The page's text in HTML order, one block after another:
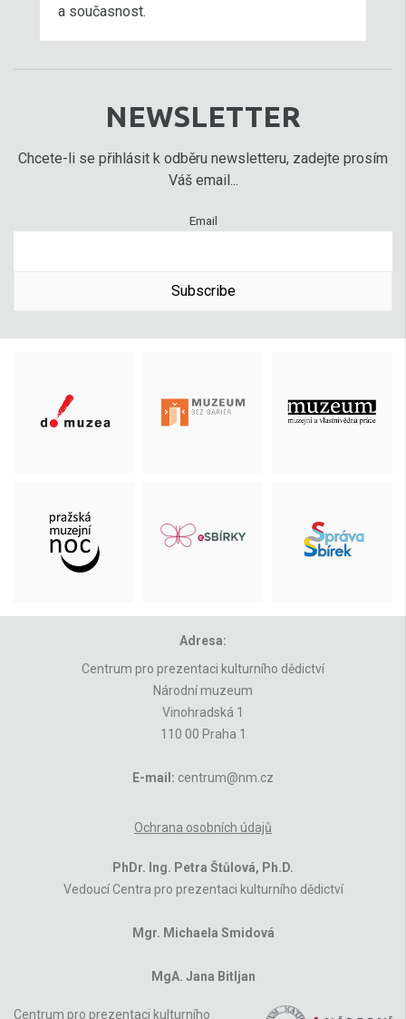
a současnost.
NEWSLETTER
Chcete-li se přihlásit k odběru newsletteru, zadejte prosím
Váš email...
Email
Subscribe
Adresa:
Centrum pro prezentaci kulturního dědictví
Národní muzeum
Vinohradská 1
110 00 Praha 1
E-mail: centrum@nm.cz
Ochrana osobních údajů
PhDr. Ing. Petra Štůlová, Ph.D.
Vedoucí Centra pro prezentaci kulturního dědictví
Mgr. Michaela Smidová
MgA. Jana Bitljan
Centrum pro prezentaci kulturního